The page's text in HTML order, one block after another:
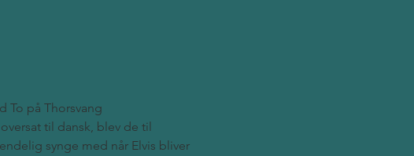
To på Thorsvang
til dansk, blev de til
synge med når Elvis bliver